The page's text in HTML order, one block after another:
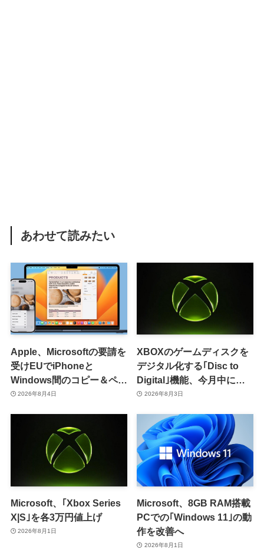
あわせて読みたい
Apple、Microsoftの要請を
受けEUでiPhoneと
Windows間のコピー＆ペー
スト機能を提供へ
2026年8月4日
XBOXのゲームディスクを
デジタル化する｢Disc to
Digital｣機能、今月中に提
供開始か
2026年8月3日
Microsoft、｢Xbox Series
X|S｣を各3万円値上げ
2026年8月1日
Microsoft、8GB RAM搭載
PCでの｢Windows 11｣の動
作を改善へ
2026年8月1日